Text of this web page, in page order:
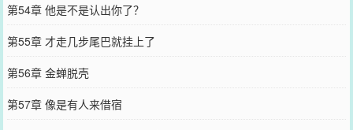
第54章 他是不是认出你了？
第55章 才走几步尾巴就挂上了
第56章 金蝉脱壳
第57章 像是有人来借宿